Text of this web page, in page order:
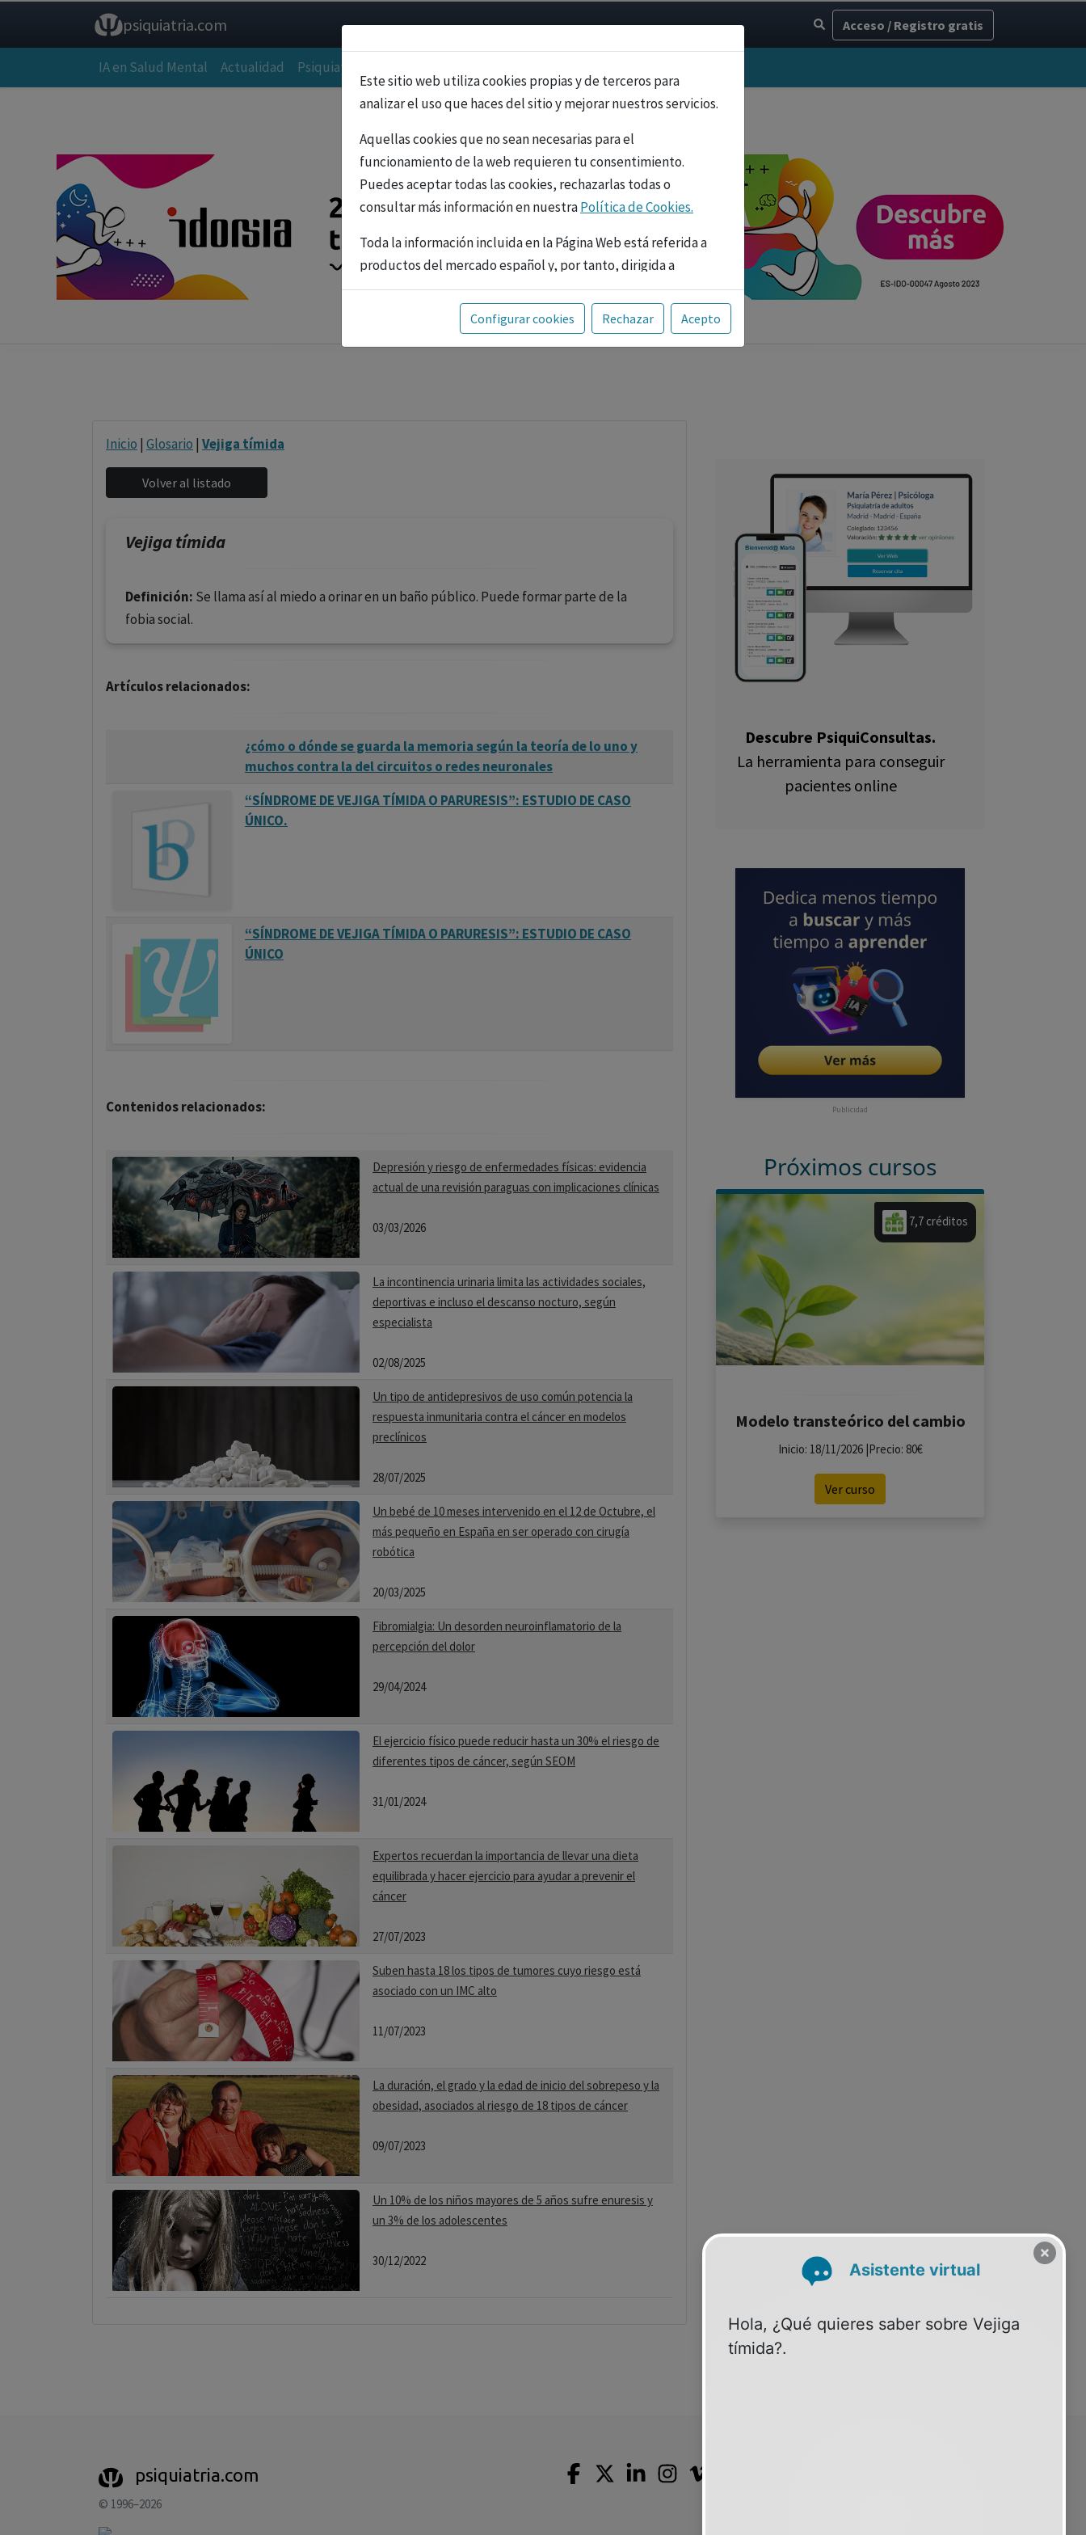
psiquiatria.com Acceso / Registro gratis
IA en Salud Mental Actualidad Psiquiatría
Este sitio web utiliza cookies propias y de terceros para
analizar el uso que haces del sitio y mejorar nuestros servicios.
Aquellas cookies que no sean necesarias para el
funcionamiento de la web requieren tu consentimiento.
Puedes aceptar todas las cookies, rechazarlas todas o
consultar más información en nuestraPolítica de Cookies.
Toda la información incluida en la Página Web está referida a
productos del mercado español y, por tanto, dirigida a
profesionales sanitarios legalmente facultados para
prescribir o dispensar medicamentos con ejercicio
profesional. La información técnica de los fármacos se facilita
Configurar cookies Rechazar Acepto
Inicio | Glosario | Vejiga tímida
Vejiga tímida
Definición: Se llama así al miedo a orinar en un baño público. Puede formar parte de la
fobia social.
Artículos relacionados:
¿cómo o dónde se guarda la memoria según la teoría de lo uno y
muchos contra la del circuitos o redes neuronales
“SÍNDROME DE VEJIGA TÍMIDA O PARURESIS”: ESTUDIO DE CASO
ÚNICO.
“SÍNDROME DE VEJIGA TÍMIDA O PARURESIS”: ESTUDIO DE CASO
ÚNICO
Contenidos relacionados:
Depresión y riesgo de enfermedades físicas: evidencia
actual de una revisión paraguas con implicaciones clínicas
03/03/2026
La incontinencia urinaria limita las actividades sociales,
deportivas e incluso el descanso nocturo, según
especialista
02/08/2025
Un tipo de antidepresivos de uso común potencia la
respuesta inmunitaria contra el cáncer en modelos
preclínicos
28/07/2025
Un bebé de 10 meses intervenido en el 12 de Octubre, el
más pequeño en España en ser operado con cirugía
robótica
20/03/2025
Fibromialgia: Un desorden neuroinflamatorio de la
percepción del dolor
29/04/2024
El ejercicio físico puede reducir hasta un 30% el riesgo de
diferentes tipos de cáncer, según SEOM
31/01/2024
Expertos recuerdan la importancia de llevar una dieta
equilibrada y hacer ejercicio para ayudar a prevenir el
cáncer
27/07/2023
Suben hasta 18 los tipos de tumores cuyo riesgo está
asociado con un IMC alto
11/07/2023
La duración, el grado y la edad de inicio del sobrepeso y la
obesidad, asociados al riesgo de 18 tipos de cáncer
09/07/2023
Un 10% de los niños mayores de 5 años sufre enuresis y
un 3% de los adolescentes
30/12/2022
Descubre PsiquiConsultas.
La herramienta para conseguir
pacientes online
Publicidad
Próximos cursos
7,7 créditos
Modelo transteórico del cambio
Inicio: 18/11/2026 |Precio: 80€
Ver curso
psiquiatria.com
© 1996–2026